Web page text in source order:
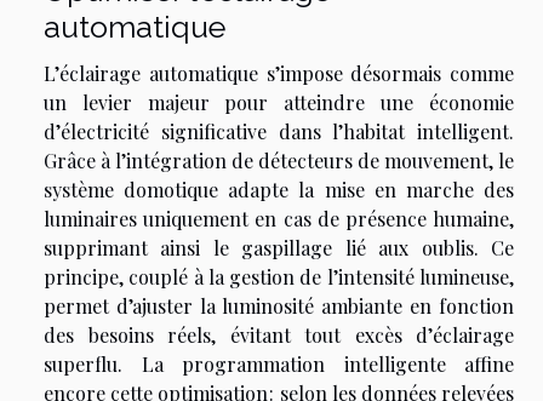
automatique
L’éclairage automatique s’impose désormais comme
un levier majeur pour atteindre une économie
d’électricité significative dans l’habitat intelligent.
Grâce à l’intégration de détecteurs de mouvement, le
système domotique adapte la mise en marche des
luminaires uniquement en cas de présence humaine,
supprimant ainsi le gaspillage lié aux oublis. Ce
principe, couplé à la gestion de l’intensité lumineuse,
permet d’ajuster la luminosité ambiante en fonction
des besoins réels, évitant tout excès d’éclairage
superflu. La programmation intelligente affine
encore cette optimisation : selon les données relevées